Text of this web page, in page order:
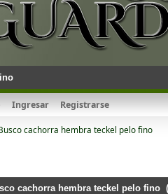
Ingresar Registrarse
cachorra hembra teckel pelo fino
cachorra hembra teckel pelo fino